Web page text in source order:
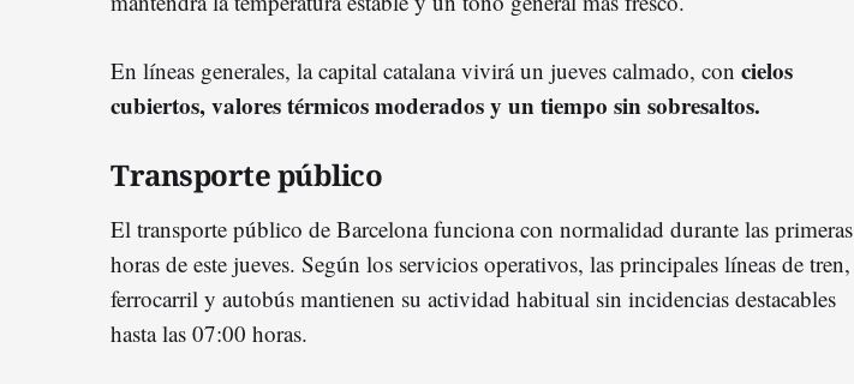
En líneas generales, la capital catalana vivirá un jueves calmado, con cielos
cubiertos, valores térmicos moderados y un tiempo sin sobresaltos.
Transporte público
El transporte público de Barcelona funciona con normalidad durante las primeras
horas de este jueves. Según los servicios operativos, las principales líneas de tren,
ferrocarril y autobús mantienen su actividad habitual sin incidencias destacables
hasta las 07:00 horas.